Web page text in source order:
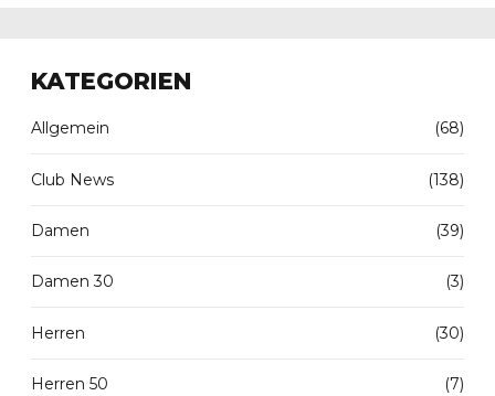
KATEGORIEN
Allgemein (68)
Club News (138)
Damen (39)
Damen 30 (3)
Herren (30)
Herren 50 (7)